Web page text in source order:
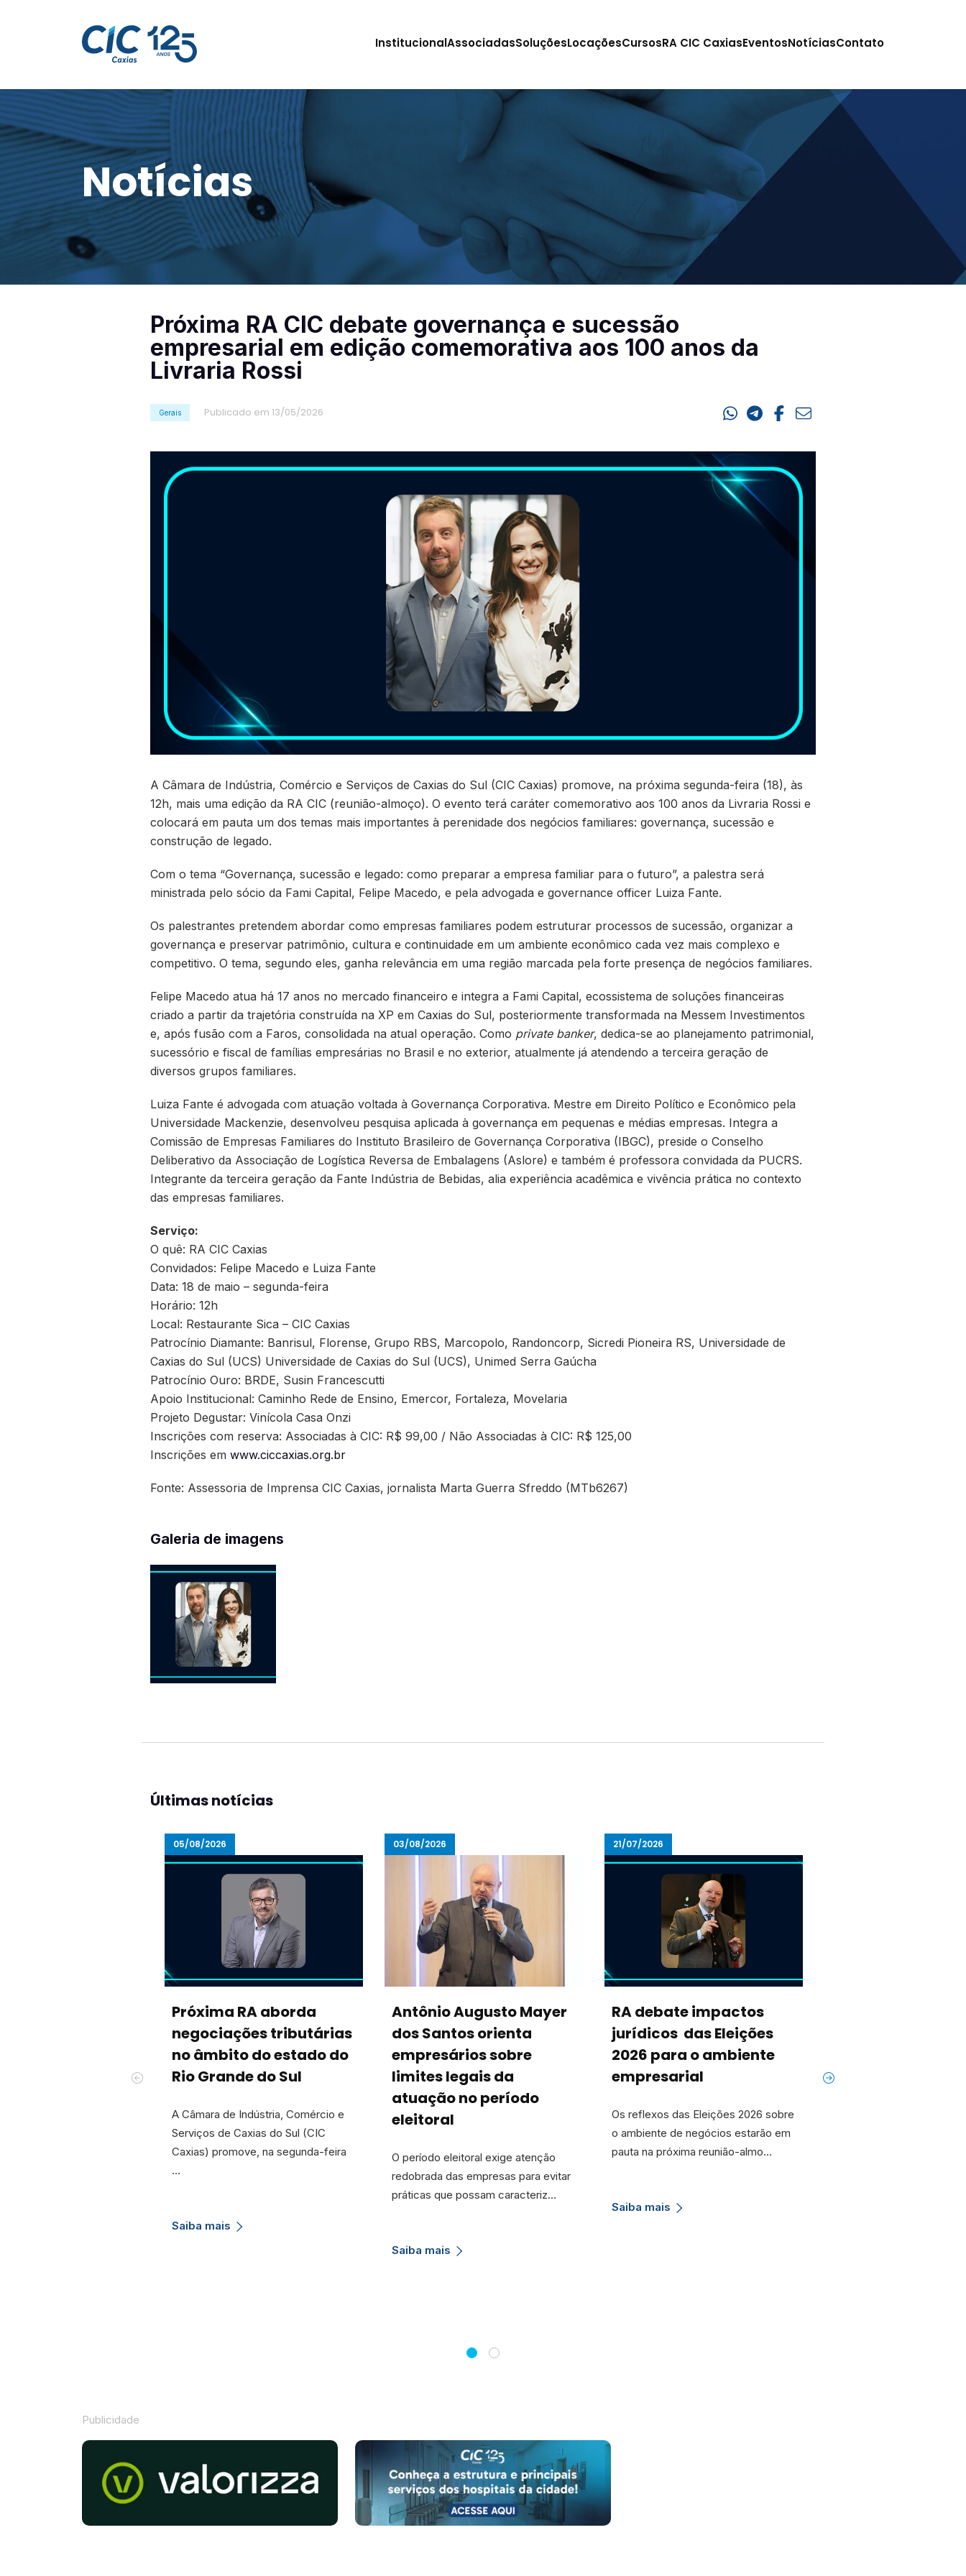
InstitucionalAssociadasSoluçõesLocaçõesCursosRA CIC CaxiasEventosNotíciasContato
Notícias
Próxima RA CIC debate governança e sucessão
empresarial em edição comemorativa aos 100 anos da
Livraria Rossi
Gerais Publicado em 13/05/2026
A Câmara de Indústria, Comércio e Serviços de Caxias do Sul (CIC Caxias) promove, na próxima segunda-feira (18), às
12h, mais uma edição da RA CIC (reunião-almoço). O evento terá caráter comemorativo aos 100 anos da Livraria Rossi e
colocará em pauta um dos temas mais importantes à perenidade dos negócios familiares: governança, sucessão e
construção de legado.
Com o tema “Governança, sucessão e legado: como preparar a empresa familiar para o futuro”, a palestra será
ministrada pelo sócio da Fami Capital, Felipe Macedo, e pela advogada e governance officer Luiza Fante.
Os palestrantes pretendem abordar como empresas familiares podem estruturar processos de sucessão, organizar a
governança e preservar patrimônio, cultura e continuidade em um ambiente econômico cada vez mais complexo e
competitivo. O tema, segundo eles, ganha relevância em uma região marcada pela forte presença de negócios familiares.
Felipe Macedo atua há 17 anos no mercado financeiro e integra a Fami Capital, ecossistema de soluções financeiras
criado a partir da trajetória construída na XP em Caxias do Sul, posteriormente transformada na Messem Investimentos
e, após fusão com a Faros, consolidada na atual operação. Como private banker, dedica-se ao planejamento patrimonial,
sucessório e fiscal de famílias empresárias no Brasil e no exterior, atualmente já atendendo a terceira geração de
diversos grupos familiares.
Luiza Fante é advogada com atuação voltada à Governança Corporativa. Mestre em Direito Político e Econômico pela
Universidade Mackenzie, desenvolveu pesquisa aplicada à governança em pequenas e médias empresas. Integra a
Comissão de Empresas Familiares do Instituto Brasileiro de Governança Corporativa (IBGC), preside o Conselho
Deliberativo da Associação de Logística Reversa de Embalagens (Aslore) e também é professora convidada da PUCRS.
Integrante da terceira geração da Fante Indústria de Bebidas, alia experiência acadêmica e vivência prática no contexto
das empresas familiares.
Serviço:
O quê: RA CIC Caxias
Convidados: Felipe Macedo e Luiza Fante
Data: 18 de maio – segunda-feira
Horário: 12h
Local: Restaurante Sica – CIC Caxias
Patrocínio Diamante: Banrisul, Florense, Grupo RBS, Marcopolo, Randoncorp, Sicredi Pioneira RS, Universidade de
Caxias do Sul (UCS) Universidade de Caxias do Sul (UCS), Unimed Serra Gaúcha
Patrocínio Ouro: BRDE, Susin Francescutti
Apoio Institucional: Caminho Rede de Ensino, Emercor, Fortaleza, Movelaria
Projeto Degustar: Vinícola Casa Onzi
Inscrições com reserva: Associadas à CIC: R$ 99,00 / Não Associadas à CIC: R$ 125,00
Inscrições em www.ciccaxias.org.br
Fonte: Assessoria de Imprensa CIC Caxias, jornalista Marta Guerra Sfreddo (MTb6267)
Galeria de imagens
Últimas notícias
05/08/2026
Próxima RA aborda
negociações tributárias
no âmbito do estado do
Rio Grande do Sul
A Câmara de Indústria, Comércio e
Serviços de Caxias do Sul (CIC
Caxias) promove, na segunda-feira
…
Saiba mais
03/08/2026
Antônio Augusto Mayer
dos Santos orienta
empresários sobre
limites legais da
atuação no período
eleitoral
O período eleitoral exige atenção
redobrada das empresas para evitar
práticas que possam caracteriz…
Saiba mais
21/07/2026
RA debate impactos
jurídicos das Eleições
2026 para o ambiente
empresarial
Os reflexos das Eleições 2026 sobre
o ambiente de negócios estarão em
pauta na próxima reunião-almo…
Saiba mais
história
Publicidade